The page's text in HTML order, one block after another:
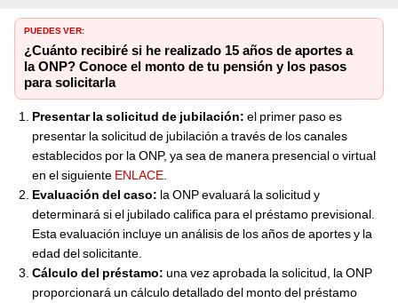
PUEDES VER:
¿Cuánto recibiré si he realizado 15 años de aportes a
la ONP? Conoce el monto de tu pensión y los pasos
para solicitarla
Presentar la solicitud de jubilación: el primer paso es
presentar la solicitud de jubilación a través de los canales
establecidos por la ONP, ya sea de manera presencial o virtual
en el siguiente ENLACE
Evaluación del caso: la ONP evaluará la solicitud y
determinará si el jubilado califica para el préstamo previsional.
Esta evaluación incluye un análisis de los años de aportes y la
edad del solicitante.
Cálculo del préstamo: una vez aprobada la solicitud, la ONP
proporcionará un cálculo detallado del monto del préstamo